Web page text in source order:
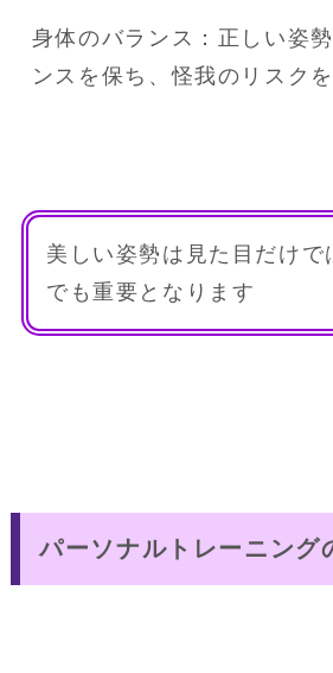
身体のバランス：正しい姿
ンスを保ち、怪我のリスク
美しい姿勢は見た目だけで
でも重要となります
パーソナルトレーニング